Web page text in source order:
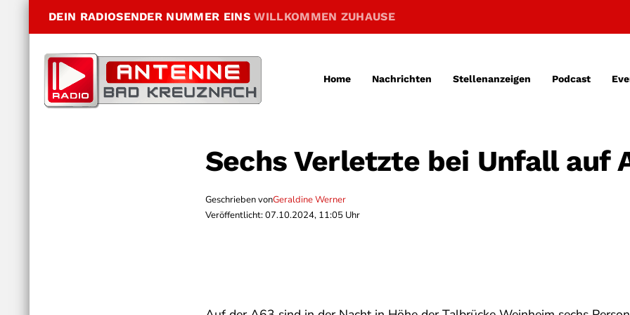
DEIN RADIOSENDER NUMMER EINSWILLKOMMEN ZUHAUSE
Home Nachrichten Stellenanzeigen Podcast
Sechs Verletzte bei Unfall auf
Geschrieben vonGeraldine Werner
Veröffentlicht: 07.10.2024, 11:05 Uhr